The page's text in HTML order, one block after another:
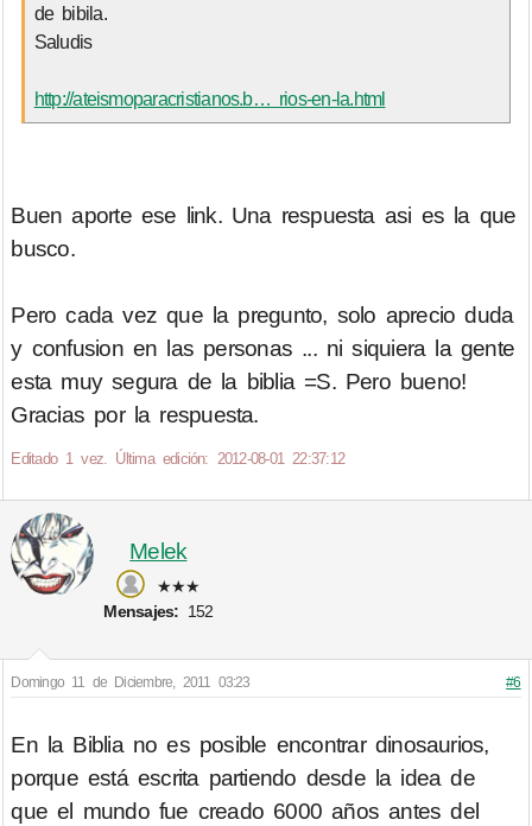
de bibila.
Saludis
http://ateismoparacristianos.b… rios-en-la.html
Buen aporte ese link. Una respuesta asi es la que
busco.
Pero cada vez que la pregunto, solo aprecio duda
y confusion en las personas ... ni siquiera la gente
esta muy segura de la biblia =S. Pero bueno!
Gracias por la respuesta.
Editado 1 vez. Última edición: 2012-08-01 22:37:12
Melek
★★★
Mensajes: 152
Domingo 11 de Diciembre, 2011 03:23 #6
En la Biblia no es posible encontrar dinosaurios,
porque está escrita partiendo desde la idea de
que el mundo fue creado 6000 años antes del